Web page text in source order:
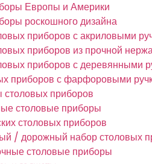
Европы и Америки
роскошного дизайна
приборов с акриловыми
приборов из прочной
приборов с деревянными
приборов с фарфоровыми
столовых приборов
столовые приборы
столовых приборов
/ дорожный набор столовых
столовые приборы